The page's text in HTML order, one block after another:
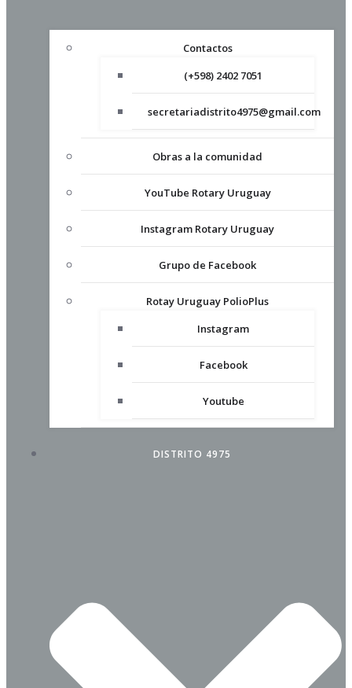
Contactos
(+598) 2402 7051
secretariadistrito4975@gmail.com
Obras a la comunidad
YouTube Rotary Uruguay
Instagram Rotary Uruguay
Grupo de Facebook
Rotay Uruguay PolioPlus
Instagram
Facebook
Youtube
DISTRITO 4975